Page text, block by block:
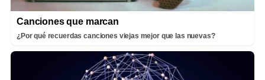
Canciones que marcan
¿Por qué recuerdas canciones viejas mejor que las nuevas?